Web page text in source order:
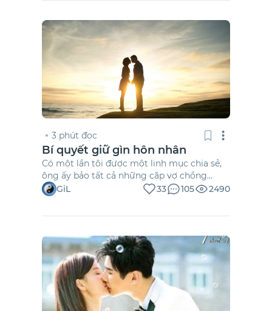
3 phút đọc
Bí quyết giữ gìn hôn nhân
Có một lần tôi được một linh mục chia sẻ,
ông ấy bảo tất cả những cặp vợ chồng
từng được ồng làm lễ hôn phối, ông đều
dặn 1 bí quyết để giữ lửa hôn nhân. Đó là
GiL 33 105 2490